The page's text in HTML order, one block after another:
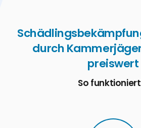
durch
preiswert
So